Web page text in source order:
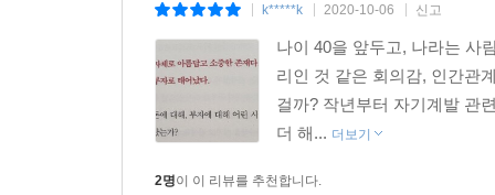
k*****k 2020-10-06 신고
나이 40을 앞두고, 나라는 사
리인 것 같은 회의감, 인간관
걸까? 작년부터 자기계발 관
더 해... 더보기
2명이 이 리뷰를 추천합니다.